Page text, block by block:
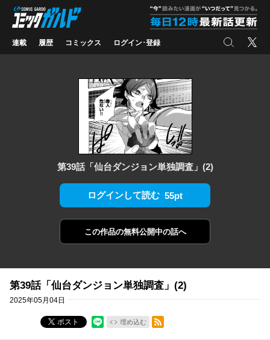
コミックガルド
連載 履歴 コミックス ログイン･登録 検索 X
第39話「仙台ダンジョン単独調査」(2)
ログインして読む 55pt
この作品の無料公開中の話へ
第39話「仙台ダンジョン単独調査」(2)
2025年05月04日
ポスト 埋め込む
RSSフィード